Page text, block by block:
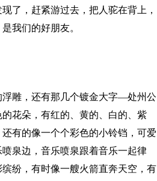
了，赶紧游过去，把人驼在背上，
我们的好朋友。
雕，还有那几个镀金大字—处州公
花朵，有红的、黄的、白的、紫
有的像一个个彩色的小铃铛，可爱
泉边，音乐喷泉跟着音乐一起律
纷，有时像一艘火箭直奔天空，有